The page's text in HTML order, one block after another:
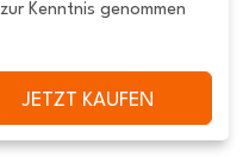
zur Kenntnis genommen
JETZT KAUFEN